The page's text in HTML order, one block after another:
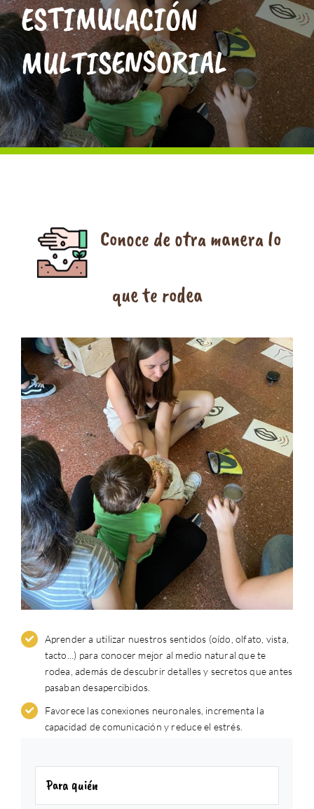
ATERPEAK
BIZI-BASO
ERLE-KIDE
NOTICIAS
ESTIMULACIÓN
MULTISENSORIAL
Conoce de otra manera lo
que te rodea
Aprender a utilizar nuestros sentidos (oído, olfato, vista,
tacto...) para conocer mejor al medio natural que te
rodea, además de descubrir detalles y secretos que antes
pasaban desapercibidos.
Favorece las conexiones neuronales, incrementa la
capacidad de comunicación y reduce el estrés.
Para quién